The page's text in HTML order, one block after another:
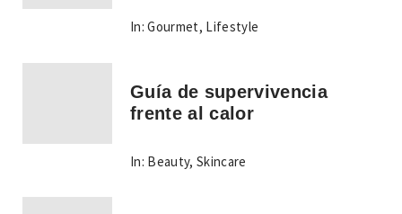
In: Gourmet, Lifestyle
Guía de supervivencia
frente al calor
In: Beauty,Skincare